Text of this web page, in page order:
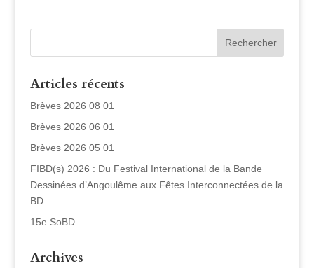
Articles récents
Brèves 2026 08 01
Brèves 2026 06 01
Brèves 2026 05 01
FIBD(s) 2026 : Du Festival International de la Bande
Dessinées d’Angoulême aux Fêtes Interconnectées de la
BD
15e SoBD
Archives